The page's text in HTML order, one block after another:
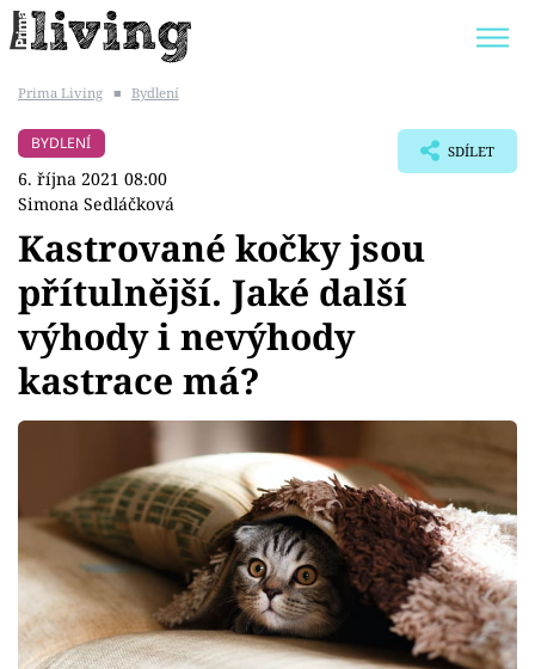
BYDLENÍ SLAVNÝCH
Témata
Bydlení
Zahrada
Design
Sledujte prima+
Přihlášení
Prima Living ■ Bydlení
BYDLENÍ
6. října 2021 08:00
Simona Sedláčková
SDÍLET
Kastrované kočky jsou
přítulnější. Jaké další
výhody i nevýhody
kastrace má?